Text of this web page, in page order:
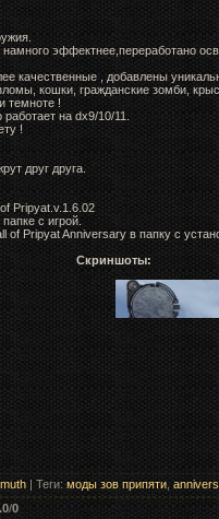
эффектнее,переработано
качественные , добавлены
кошки, гражданские зомби,
темноте !
на dx9/10/11.
!
друг друга.
Pripyat.v.1.6.02
с игрой.
Pripyat Anniversary в папку с
Скриншоты:
|Теги:моды зов припяти,
/0